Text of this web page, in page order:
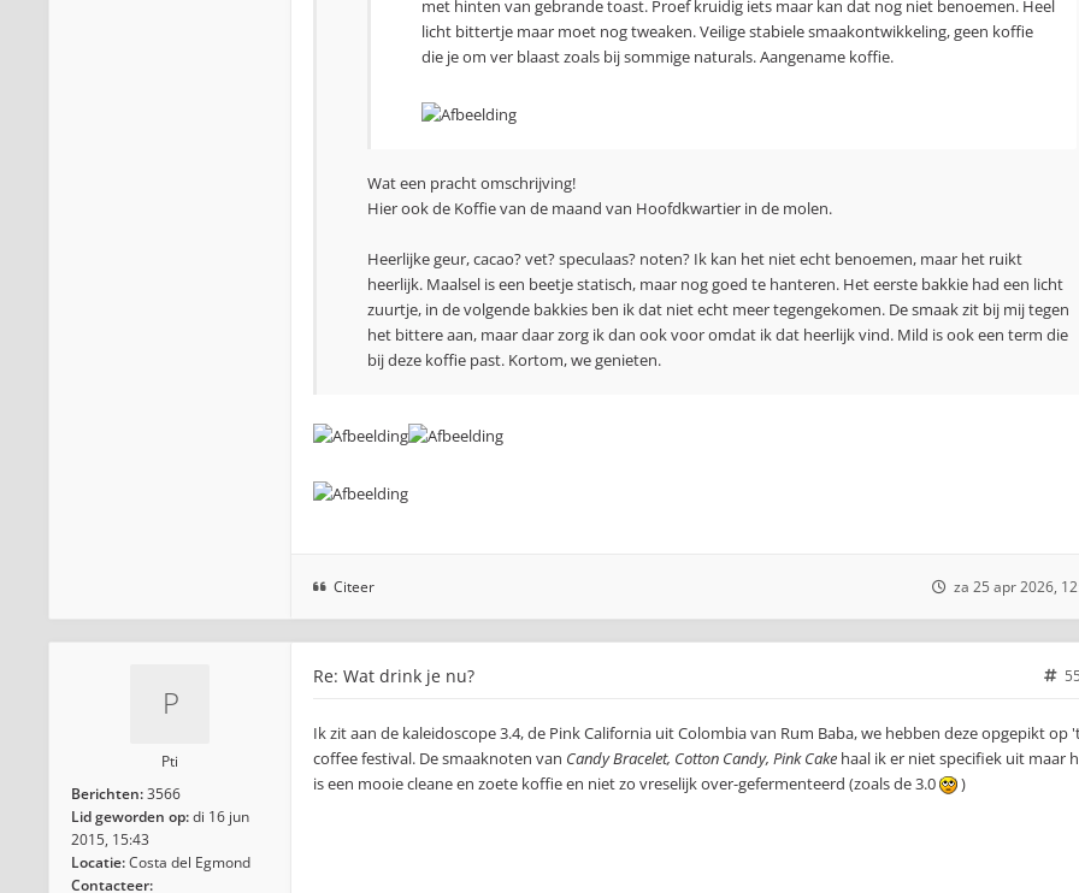
met hinten van gebrande toast. Proef kruidig iets maar kan dat nog niet benoemen. Heel
licht bittertje maar moet nog tweaken. Veilige stabiele smaakontwikkeling, geen koffie
die je om ver blaast zoals bij sommige naturals. Aangename koffie.
Wat een pracht omschrijving!
Hier ook de Koffie van de maand van Hoofdkwartier in de molen.
Heerlijke geur, cacao? vet? speculaas? noten? Ik kan het niet echt benoemen, maar het ruikt
heerlijk. Maalsel is een beetje statisch, maar nog goed te hanteren. Het eerste bakkie had een licht
zuurtje, in de volgende bakkies ben ik dat niet echt meer tegengekomen. De smaak zit bij mij tegen
het bittere aan, maar daar zorg ik dan ook voor omdat ik dat heerlijk vind. Mild is ook een term die
bij deze koffie past. Kortom, we genieten.
Citeer za 25 apr 2026,
Pti
Berichten:3566
Lid geworden op:di 16 jun
2015, 15:43
Locatie:Costa del Egmond
Contacteer:
Re: Wat drink je nu?
Ik zit aan de kaleidoscope 3.4, de Pink California uit Colombia van Rum Baba, we hebben deze opgepikt op
coffee festival. De smaaknoten van Candy Bracelet, Cotton Candy, Pink Cake haal ik er niet specifiek uit maar
is een mooie cleane en zoete koffie en niet zo vreselijk over-gefermenteerd (zoals de 3.0
)